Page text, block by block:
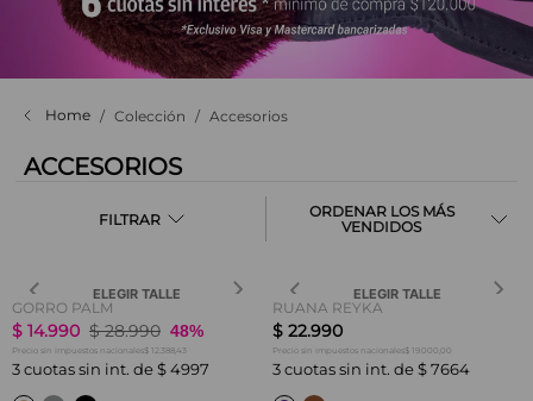
Colección Accesorios
ACCESORIOS
FILTRAR
LOS MÁS
VENDIDOS
ELEGIR TALLE
GORRO PALM
$ 14.990 $ 28.990 48%
Precio sin impuestos nacionales$ 12.388,43
3 cuotas sin int. de $ 4997
ELEGIR TALLE
RUANA REYKA
$ 22.990
Precio sin impuestos nacionales$ 19.000,00
3 cuotas sin int. de $ 7664